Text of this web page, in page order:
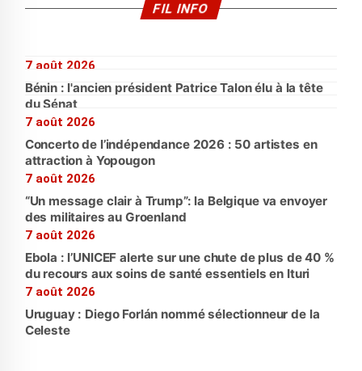
FIL INFO
7 août 2026
Bénin : l'ancien président Patrice Talon élu à la tête
du Sénat
7 août 2026
Concerto de l’indépendance 2026 : 50 artistes en
attraction à Yopougon
7 août 2026
“Un message clair à Trump”: la Belgique va envoyer
des militaires au Groenland
7 août 2026
Ebola : l’UNICEF alerte sur une chute de plus de 40 %
du recours aux soins de santé essentiels en Ituri
7 août 2026
Uruguay : Diego Forlán nommé sélectionneur de la
Celeste